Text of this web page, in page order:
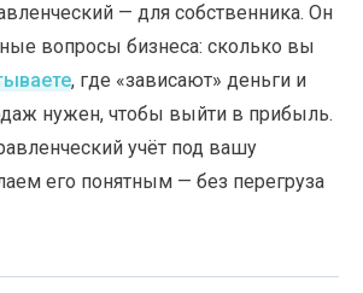
— для собственника. Он
вопросы бизнеса: сколько вы
, где «зависают» деньги и
нужен, чтобы выйти в прибыль.
учёт под вашу
его понятным — без перегруза